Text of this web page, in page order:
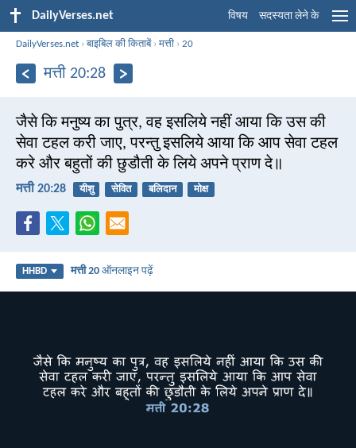
DailyVerses.net विषय सदस्यता लेने के
DailyVerses.net ›बाइबिल की किताबें›मत्ती ›20
मत्ती 20:28
जैसे कि मनुष्य का पुत्र, वह इसलिये नहीं आया कि उस की
सेवा टहल करी जाए, परन्तु इसलिये आया कि आप सेवा टहल
करे और बहुतों की छुडौती के लिये अपने प्राण दे॥
मत्ती 20:28 यीशु सेवित बलिदान मोक्ष
HHBD मत्ती 20 ऑनलाइन पढ़ें